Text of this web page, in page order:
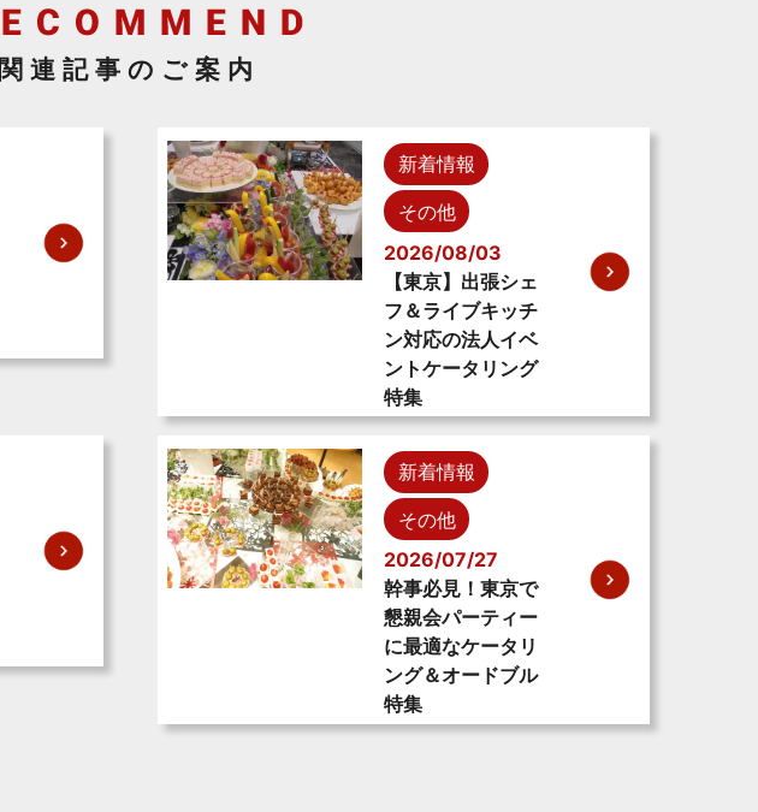
関連記事のご案内
新着情報
その他
2026/08/03
【東京】出張シェ
フ＆ライブキッチ
ン対応の法人イベ
ントケータリング
特集
新着情報
その他
2026/07/27
幹事必見！東京で
懇親会パーティー
に最適なケータリ
ング＆オードブル
特集